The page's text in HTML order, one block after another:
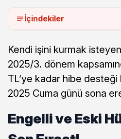
İçindekiler
Kendi işini kurmak
2025/3. dönem
TL’ye kadar hibe desteği
2025 Cuma günü sona
Engelli ve Eski